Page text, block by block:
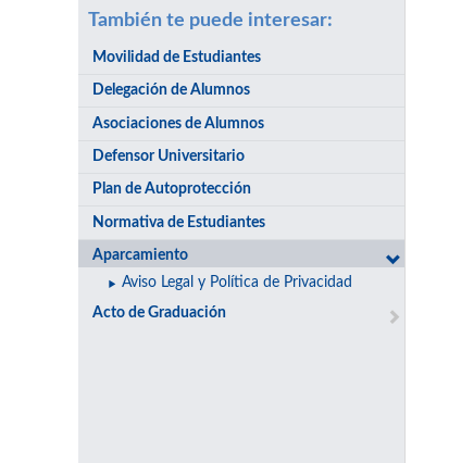
También te puede interesar:
Movilidad de Estudiantes
Delegación de Alumnos
Asociaciones de Alumnos
Defensor Universitario
Plan de Autoprotección
Normativa de Estudiantes
Aparcamiento
Aviso Legal y Política de Privacidad
Acto de Graduación